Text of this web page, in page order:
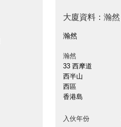
大廈資料：瀚然
瀚然
瀚然
33 西摩道
西半山
西區
香港島
入伙年份